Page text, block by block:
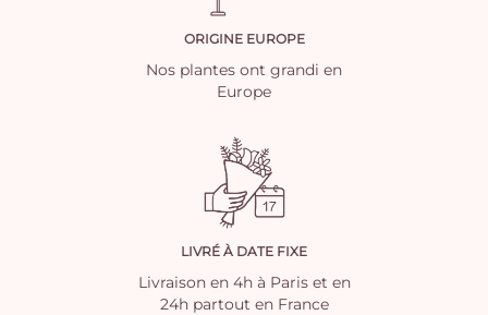
ORIGINE EUROPE
Nos plantes ont grandi en
Europe
LIVRÉ À DATE FIXE
Livraison en 4h à Paris et en
24h partout en France